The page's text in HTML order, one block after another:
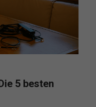
5 besten